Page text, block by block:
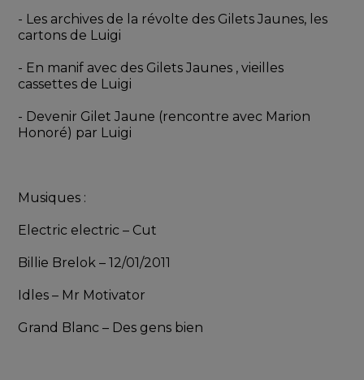
- Les archives de la révolte des Gilets Jaunes, les
cartons de Luigi
- En manif avec des Gilets Jaunes , vieilles
cassettes de Luigi
- Devenir Gilet Jaune (rencontre avec Marion
Honoré) par Luigi
Musiques :
Electric electric – Cut
Billie Brelok – 12/01/2011
Idles – Mr Motivator
Grand Blanc – Des gens bien